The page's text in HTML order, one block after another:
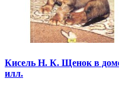
Кисель Н. К. Щенок в
илл.